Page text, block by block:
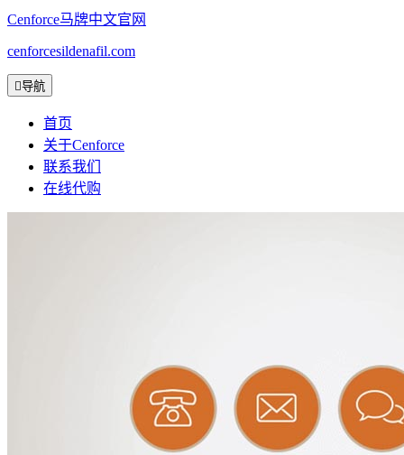
Cenforce马牌中文官网
cenforcesildenafil.com
导航
首页
关于Cenforce
联系我们
在线代购